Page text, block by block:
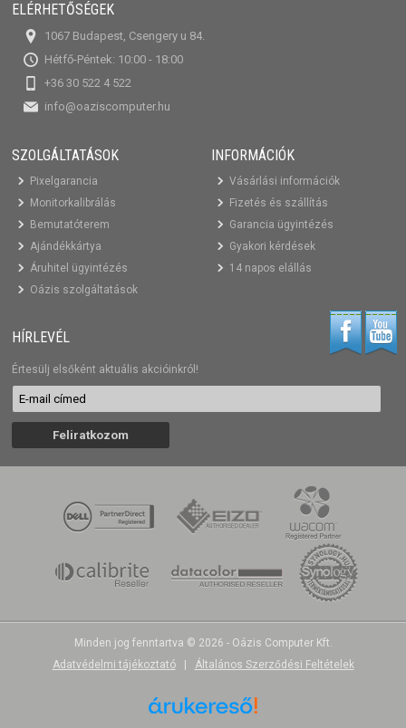
ELÉRHETŐSÉGEK
1067 Budapest, Csengery u 84.
Hétfő-Péntek: 10:00 - 18:00
+36 30 522 4 522
info@oaziscomputer.hu
SZOLGÁLTATÁSOK
Pixelgarancia
Monitorkalibrálás
Bemutatóterem
Ajándékkártya
Áruhitel ügyintézés
Oázis szolgáltatások
INFORMÁCIÓK
Vásárlási információk
Fizetés és szállítás
Garancia ügyintézés
Gyakori kérdések
14 napos elállás
HÍRLEVÉL
Értesülj elsőként aktuális akcióinkról!
Minden jog fenntartva © 2026 - Oázis Computer Kft.
Adatvédelmi tájékoztató
Általános Szerződési Feltételek